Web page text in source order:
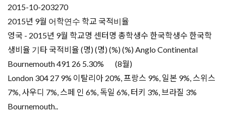
2015-10-203270
2015년 9월 어학연수 학교 국적비율
영국 - 2015년 9월 학교명 센터명 총학생수 한국학생수 한국학
생비율 기타 국적비율 (명) (명) (%) (%) Anglo Continental
Bournemouth 491 26 5.30% (8월)
London 304 27 9% 이탈리아 20%, 프랑스 9%, 일본 9%, 스위스
7%, 사우디 7%, 스페 인 6%, 독일 6%, 터키 3%, 브라질 3%
Bournemouth..